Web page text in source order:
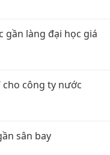
làng đại học giá
cho công ty nước
sân bay